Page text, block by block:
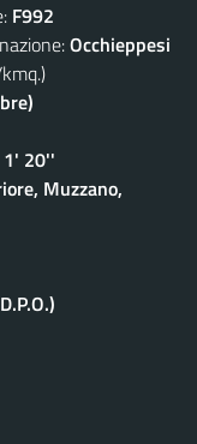
F992
Occhieppesi
20''
Muzzano,